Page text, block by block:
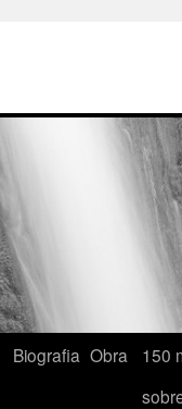
Biografia Obra
150